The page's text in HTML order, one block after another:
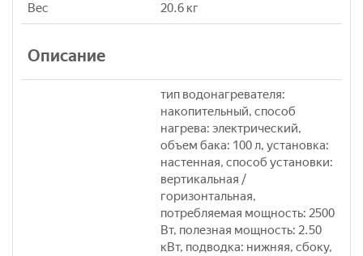
Вес 20.6 кг
Описание
тип водонагревателя:
накопительный, способ
нагрева: электрический,
объем бака: 100 л, установка:
настенная, способ установки:
вертикальная /
горизонтальная,
потребляемая мощность: 2500
Вт, полезная мощность: 2.50
кВт, подводка: нижняя, сбоку,